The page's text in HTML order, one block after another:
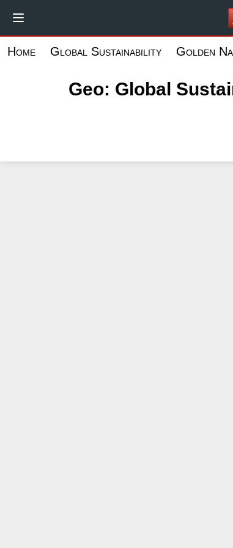
contenu
Home Global Sustainability Golden
Geo: Global